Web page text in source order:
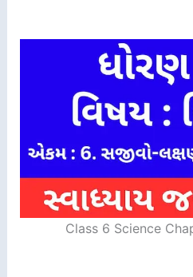
Class 6 Science